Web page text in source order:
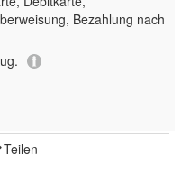
Bezahlung nach
Teilen